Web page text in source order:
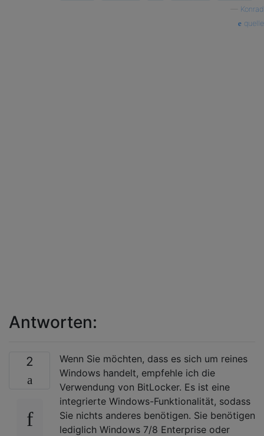
Konrad
quelle
Antworten:
2
Wenn Sie möchten, dass es sich um reines
Windows handelt, empfehle ich die
Verwendung von BitLocker. Es ist eine
integrierte Windows-Funktionalität, sodass
Sie nichts anderes benötigen. Sie benötigen
lediglich Windows 7/8 Enterprise oder